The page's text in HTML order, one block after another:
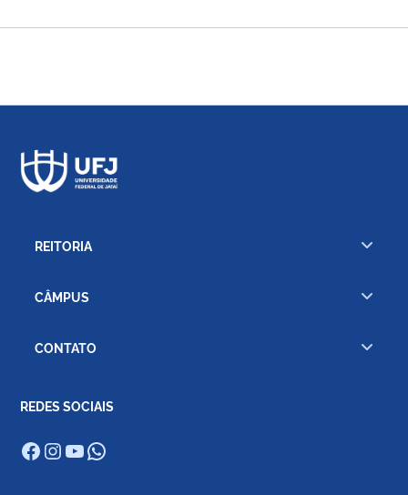
REITORIA
CÂMPUS
CONTATO
REDES SOCIAIS